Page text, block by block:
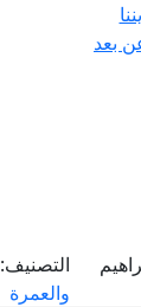
بعد
التصنيف:
والعمرة